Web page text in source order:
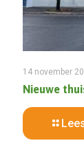
14 november
Nieuwe